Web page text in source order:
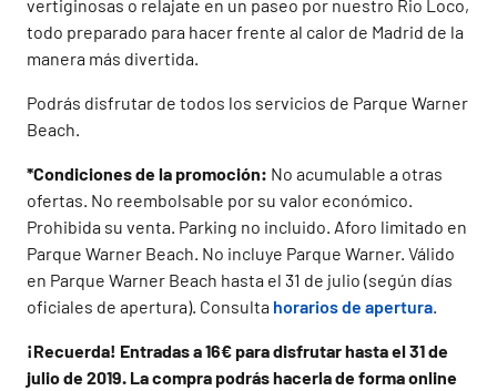
vertiginosas o relajate en un paseo por nuestro Rio Loco,
todo preparado para hacer frente al calor de Madrid de la
manera más divertida.
Podrás disfrutar de todos los servicios de Parque Warner
Beach.
*Condiciones de la promoción: No acumulable a otras
ofertas. No reembolsable por su valor económico.
Prohibida su venta. Parking no incluido. Aforo limitado en
Parque Warner Beach. No incluye Parque Warner. Válido
en Parque Warner Beach hasta el 31 de julio (según días
oficiales de apertura). Consulta horarios de apertura
¡Recuerda! Entradas a 16€ para disfrutar hasta el 31 de
julio de 2019. La compra podrás hacerla de forma online